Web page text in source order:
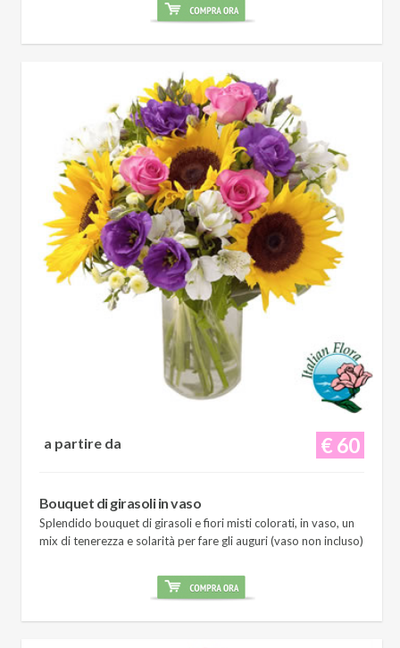
€ 60
a partire da
Bouquet di girasoli in vaso
Splendido bouquet di girasoli e fiori misti colorati, in vaso, un
mix di tenerezza e solarità per fare gli auguri (vaso non incluso)